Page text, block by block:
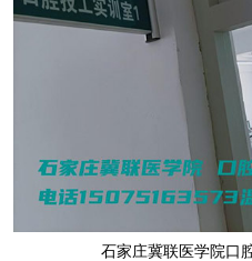
石家庄冀联医学院口